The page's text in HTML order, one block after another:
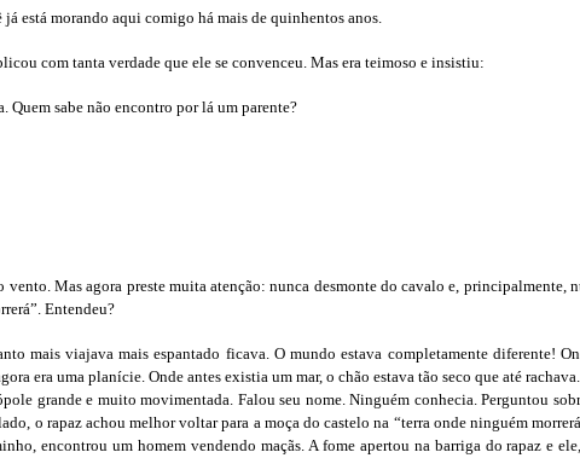
está morando aqui comigo há mais de quinhentos anos.
com tanta verdade que ele se convenceu. Mas era teimoso e insistiu:
Quem sabe não encontro por lá um parente?
Mas agora preste muita atenção: nunca desmonte do cavalo e, principalmente,
Entendeu?
mais viajava mais espantado ficava. O mundo estava completamente diferente!
era uma planície. Onde antes existia um mar, o chão estava tão seco que até rachava.
grande e muito movimentada. Falou seu nome. Ninguém conhecia. Perguntou
o rapaz achou melhor voltar para a moça do castelo na “terra onde ninguém
encontrou um homem vendendo maçãs. A fome apertou na barriga do rapaz e